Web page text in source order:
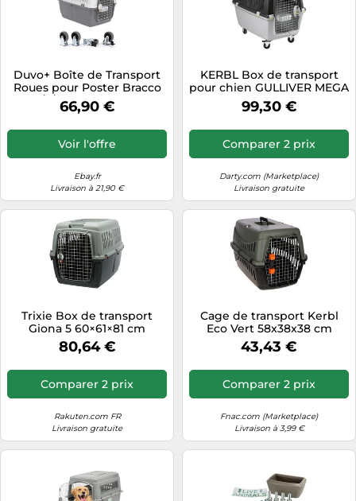
Duvo+ Boîte de Transport
Roues pour Poster Bracco
Iata 4/5/6 - Set Avec 4 Forts
66,90 €
Voir l'offre
Ebay.fr
Livraison à 21,90 €
KERBL Box de transport
pour chien GULLIVER MEGA
81 x 61 x 60 cm Gris
99,30 €
Comparer 2 prix
Darty.com (Marketplace)
Livraison gratuite
Trixie Box de transport
Giona 5 60×61×81 cm
Anthracite Gris-Vert
80,64 €
Comparer 2 prix
Rakuten.com FR
Livraison gratuite
Cage de transport Kerbl
Eco Vert 58x38x38 cm
43,43 €
Comparer 2 prix
Fnac.com (Marketplace)
Livraison à 3,99 €